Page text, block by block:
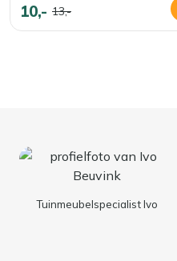
10,- 13,-
Tuinmeubelspecialist Ivo